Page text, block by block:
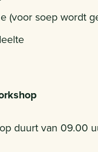
(voor soep wordt
duurt van 09.00